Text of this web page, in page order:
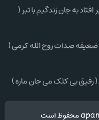
به جان زندگیم با تبر (
صدات روح الله کرمی (
( رفیق بی کلک می جان ماره )